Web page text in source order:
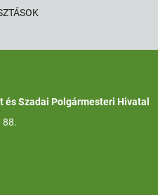
és Szadai Polgármesteri Hivatal
88.